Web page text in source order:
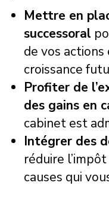
Mettre en
successoral
de vos
croissance
Profiter de
des gains en
cabinet est
Intégrer des
réduire
causes qui